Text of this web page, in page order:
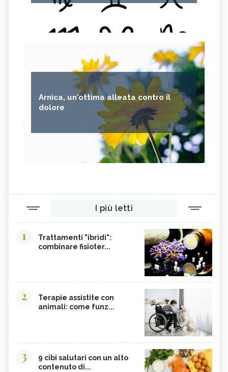
Arnica, un'ottima alleata contro il
dolore
I più letti
1
Trattamenti "ibridi":
combinare fisioter...
2
Terapie assistite con
animali: come funz...
3
9 cibi salutari con un alto
contenuto di...